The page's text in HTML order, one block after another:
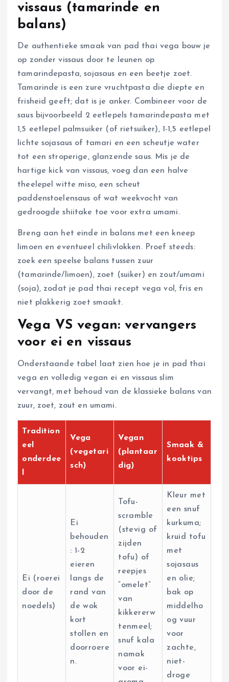
vissaus (tamarinde en
balans)
De authentieke smaak van pad thai vega bouw je
op zonder vissaus door te leunen op
tamarindepasta, sojasaus en een beetje zoet.
Tamarinde is een zure vruchtpasta die diepte en
frisheid geeft; dat is je anker. Combineer voor de
saus bijvoorbeeld 2 eetlepels tamarindepasta met
1,5 eetlepel palmsuiker (of rietsuiker), 1-1,5 eetlepel
lichte sojasaus of tamari en een scheutje water
tot een stroperige, glanzende saus. Mis je de
hartige kick van vissaus, voeg dan een halve
theelepel witte miso, een scheut
paddenstoelensaus of wat weekvocht van
gedroogde shiitake toe voor extra umami.
Breng aan het einde in balans met een kneep
limoen en eventueel chilivlokken. Proef steeds:
zoek een speelse balans tussen zuur
(tamarinde/limoen), zoet (suiker) en zout/umami
(soja), zodat je pad thai recept vega vol, fris en
niet plakkerig zoet smaakt.
Vega VS vegan: vervangers
voor ei en vissaus
Onderstaande tabel laat zien hoe je in pad thai
vega en volledig vegan ei en vissaus slim
vervangt, met behoud van de klassieke balans van
zuur, zoet, zout en umami.
Tradition
eel
onderdee
Vega
(vegetari
sch)
Vegan
(plantaar
dig)
Smaak &
kooktips
Ei (roerei
door de
noedels)
Ei
behouden
: 1-2
eieren
langs de
rand van
de wok
kort
stollen en
doorroere
n.
Tofu-
scramble
(stevig of
zijden
tofu) of
reepjes
“omelet”
van
kikkererw
tenmeel;
snuf kala
namak
voor ei-
Kleur met
een snuf
kurkuma;
kruid tofu
met
sojasaus
en olie;
bak op
middelho
og vuur
voor
zachte,
niet-
droge